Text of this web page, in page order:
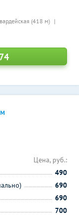
(418 м)
Цена, руб.:
490
690
690
700